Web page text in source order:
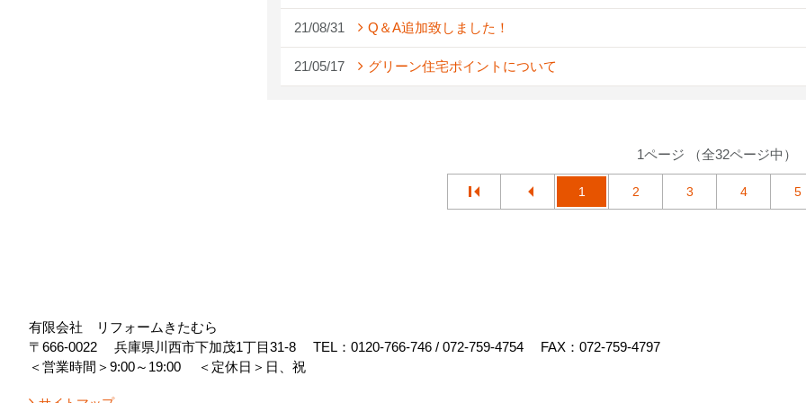
21/08/31 Q＆A追加致しました！
21/05/17 グリーン住宅ポイントについて
1ページ （全32ページ中）
1 2 3 4 5
有限会社 リフォームきたむら
〒666-0022
兵庫県川西市下加茂1丁目31-8 TEL： 0120-766-746 / 072-759-4754
FAX：072-759-4797
＜営業時間＞9:00～19:00
＜定休日＞日、祝